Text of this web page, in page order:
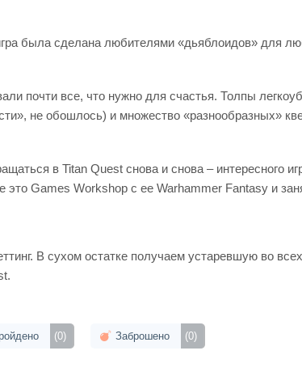
была сделана любителями «дьяблоидов» для
почти все, что нужно для счастья. Толпы
не обошлось) и множество «разнообразных»
в Titan Quest снова и снова – интересного
Games Workshop с ее Warhammer Fantasy и
В сухом остатке получаем устаревшую во
(0) Заброшено (0)